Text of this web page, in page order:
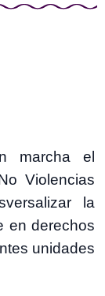
marcha el
Violencias
la
en derechos
unidades